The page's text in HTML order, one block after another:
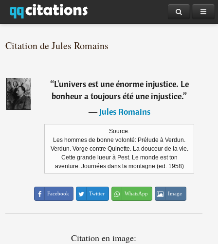
Citation de Jules Romains
“L'univers est une énorme injustice. Le
bonheur a toujours été une injustice.”
―Jules Romains
Source:
Les hommes de bonne volonté: Prélude à Verdun.
Verdun. Vorge contre Quinette. La douceur de la vie.
Cette grande lueur à Pest. Le monde est ton
aventure. Journées dans la montagne (ed. 1958)
Facebook Twitter WhatsApp Image
Citation en image: